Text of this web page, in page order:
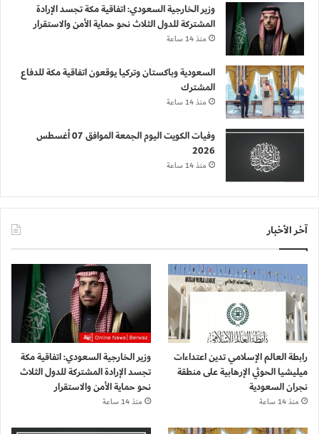
وزير الخارجية السعودي: اتفاقية مكة تجسد الإرادة
المشتركة للدول الثلاث نحو حماية الأمن والاستقرار
منذ 14 ساعة
السعودية وباكستان وتركيا يوقعون اتفاقية مكة للدفاع
المشترك
منذ 14 ساعة
وفيات الكويت اليوم الجمعة الموافق 07 أغسطس
2026
منذ 14 ساعة
آخر الأخبار
رابطة العالم الإسلامي تدين اعتداءات
ميليشيا الحوثي الإرهابية على منطقة
نجران السعودية
منذ 14 ساعة
وزير الخارجية السعودي: اتفاقية مكة
تجسد الإرادة المشتركة للدول الثلاث
نحو حماية الأمن والاستقرار
منذ 14 ساعة